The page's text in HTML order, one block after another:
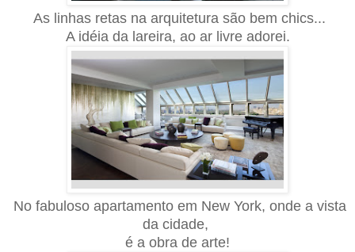
As linhas retas na arquitetura são bem chics...
A idéia da lareira, ao ar livre adorei.
No fabuloso apartamento em New York, onde a vista
da cidade,
é a obra de arte!